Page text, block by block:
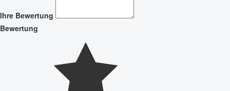
Ihre Bewertung
Bewertung